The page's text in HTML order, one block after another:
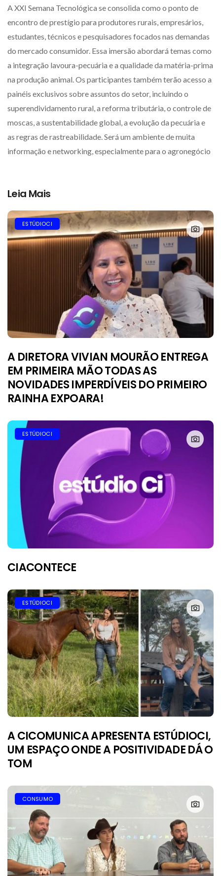
A XXI Semana Tecnológica se consolida como o ponto de
encontro de prestígio para produtores rurais, empresários,
estudantes, técnicos e pesquisadores focados nas demandas
do mercado consumidor. Essa imersão abordará temas como
a integração lavoura-pecuária e a qualidade da matéria-prima
na produção animal. Os participantes também terão acesso a
painéis exclusivos sobre assuntos do setor, incluindo o
superendividamento rural, a reforma tributária, o controle de
moscas, a sustentabilidade global, a evolução da pecuária e
as regras de rastreabilidade. Será um ambiente de muita
informação e networking, especialmente para o agronegócio
Leia Mais
ESTÚDIOCI
A DIRETORA VIVIAN MOURÃO ENTREGA
EM PRIMEIRA MÃO TODAS AS
NOVIDADES IMPERDÍVEIS DO PRIMEIRO
RAINHA EXPOARA!
ESTÚDIOCI
CIACONTECE
ESTÚDIOCI
A CICOMUNICA APRESENTA ESTÚDIOCI,
UM ESPAÇO ONDE A POSITIVIDADE DÁ O
TOM
CONSUMO